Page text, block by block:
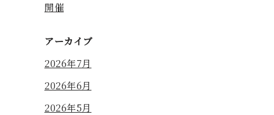
開催
アーカイブ
2026年7月
2026年6月
2026年5月